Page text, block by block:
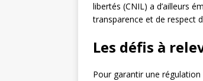
libertés (CNIL) a d’ailleurs
transparence et de respect
Les défis à
Pour garantir une